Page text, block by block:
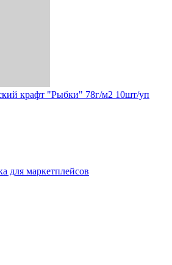
крафт "Рыбки" 78г/м2 10шт/уп
для маркетплейсов